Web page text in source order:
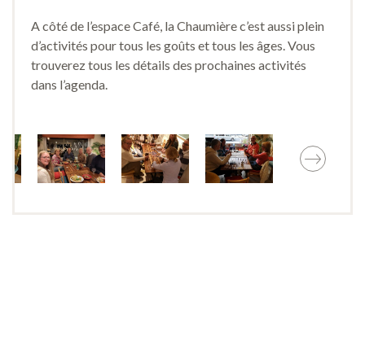
A côté de l’espace Café, la Chaumière c’est aussi plein
d’activités pour tous les goûts et tous les âges. Vous
trouverez tous les détails des prochaines activités
dans l’agenda.